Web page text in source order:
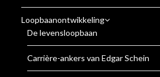
Loopbaanontwikkeling
De levensloopbaan
Carrière-ankers van Edgar Schein